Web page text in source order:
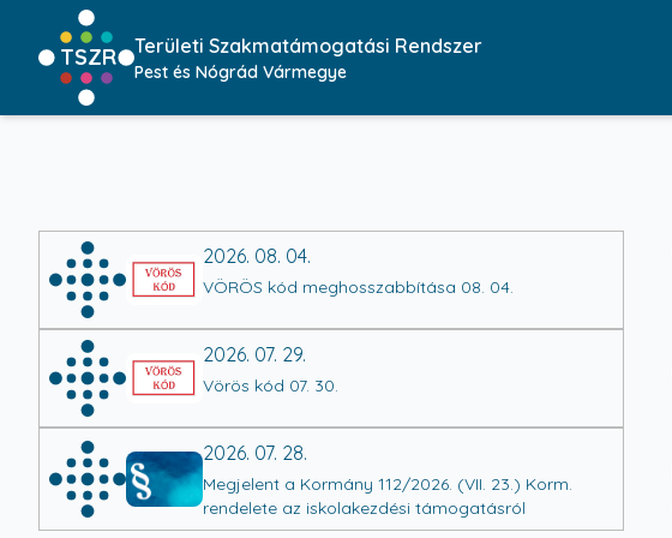
TSZR Területi Szakmatámogatási Rendszer
Pest és Nógrád Vármegye
2026. 08. 04.
VÖRÖS kód meghosszabbítása 08. 04.
2026. 07. 29.
Vörös kód 07. 30.
2026. 07. 28.
Megjelent a Kormány 112/2026. (VII. 23.) Korm.
rendelete az iskolakezdési támogatásról